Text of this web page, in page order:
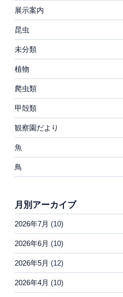
展示案内
昆虫
未分類
植物
爬虫類
甲殻類
観察園だより
魚
鳥
月別アーカイブ
2026年7月 (10)
2026年6月 (10)
2026年5月 (12)
2026年4月 (10)